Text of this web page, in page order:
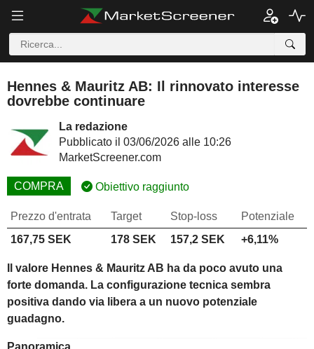
Hennes & Mauritz AB: Il rinnovato interesse
dovrebbe continuare
La redazione
Pubblicato il 03/06/2026 alle 10:26
MarketScreener.com
COMPRA Obiettivo raggiunto
Prezzo d'entrata Target Stop-loss
Potenziale
167,75 SEK
178 SEK 157,2 SEK +6,11%
Il valore Hennes & Mauritz AB ha da poco avuto una
forte domanda. La configurazione tecnica sembra
positiva dando via libera a un nuovo potenziale
guadagno.